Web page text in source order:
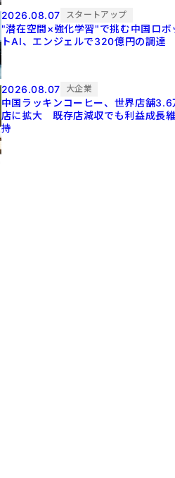
2026.08.07 スタートアップ
"潜在空間×強化学習"で挑む中国ロボ
トAI、エンジェルで320億円の調達
2026.08.07 大企業
中国ラッキンコーヒー、世界店舗3.6
店に拡大 既存店減収でも利益成長
持